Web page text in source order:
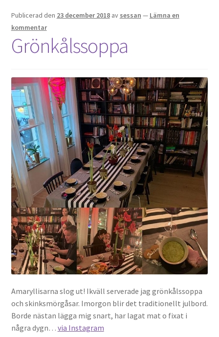
Publicerad den 23 december 2018 av sessan — Lämna en
kommentar
Grönkålssoppa
Amaryllisarna slog ut! Ikväll serverade jag grönkålssoppa
och skinksmörgåsar. Imorgon blir det traditionellt julbord.
Borde nästan lägga mig snart, har lagat mat o fixat i
några dygn… via Instagram